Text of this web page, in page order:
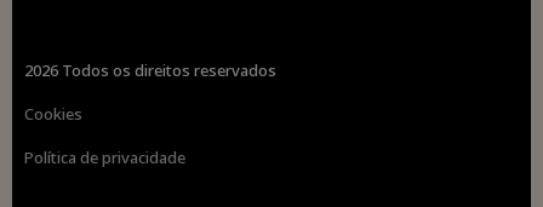
2026 Todos os direitos reservados
Cookies
Política de privacidade